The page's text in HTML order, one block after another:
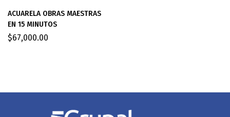
ACUARELA OBRAS MAESTRAS
EN 15 MINUTOS
$67,000.00